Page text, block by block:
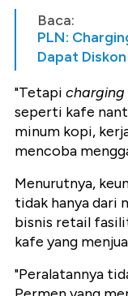
Baca:
PLN:
Dapat
"Tetapi
seperti kafe
minum kopi,
mencoba
Menurutnya,
tidak hanya dari
bisnis retail
kafe yang
"Peralatannya